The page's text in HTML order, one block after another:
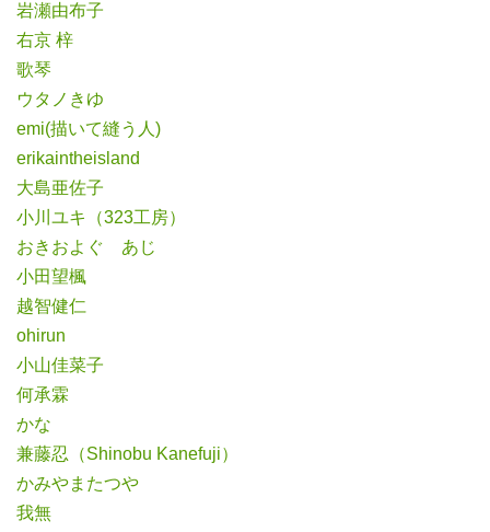
岩瀬由布子
右京 梓
歌琴
ウタノきゆ
emi(描いて縫う人)
erikaintheisland
大島亜佐子
小川ユキ（323工房）
おきおよぐ あじ
小田望楓
越智健仁
ohirun
小山佳菜子
何承霖
かな
兼藤忍（Shinobu Kanefuji）
かみやまたつや
我無